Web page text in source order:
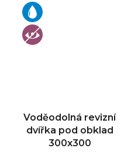
Voděodolná revizní
dvířka pod obklad
300x300